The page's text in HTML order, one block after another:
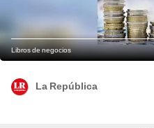
Libros de negocios
La República